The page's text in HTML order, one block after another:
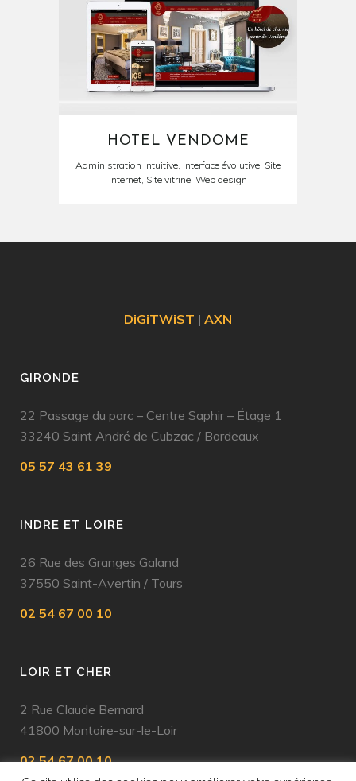
HOTEL VENDOME
Administration intuitive, Interface évolutive, Site
internet, Site vitrine, Web design
DiGiTWiST | AXN
GIRONDE
22 Passage du parc – Centre Saphir – Étage 1
33240 Saint André de Cubzac / Bordeaux
05 57 43 61 39
INDRE ET LOIRE
26 Rue des Granges Galand
37550 Saint-Avertin / Tours
02 54 67 00 10
LOIR ET CHER
2 Rue Claude Bernard
41800 Montoire-sur-le-Loir
02 54 67 00 10